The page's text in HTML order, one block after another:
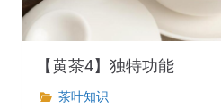
【黄茶4】独特功能
茶叶知识